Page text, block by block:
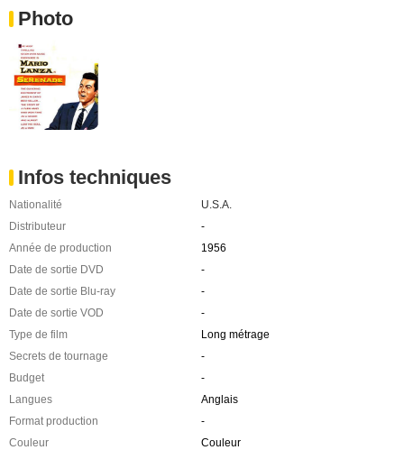
Photo
Infos techniques
Nationalité
U.S.A.
Distributeur
-
Année de production
1956
Date de sortie DVD
-
Date de sortie Blu-ray
-
Date de sortie VOD
-
Type de film
Long métrage
Secrets de tournage
-
Budget
-
Langues
Anglais
Format production
-
Couleur
Couleur